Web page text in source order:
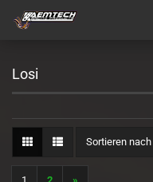
Losi
Sortieren nach
Sortieren nach